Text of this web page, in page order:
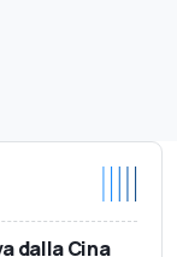
dalla Cina